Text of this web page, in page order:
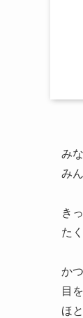
み
み
き
た
か
目
ほ